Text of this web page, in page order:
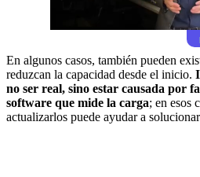
En algunos casos, también pueden
reduzcan la capacidad desde el inicio.
no ser real, sino estar causada por
software que mide la carga; en esos
actualizarlos puede ayudar a